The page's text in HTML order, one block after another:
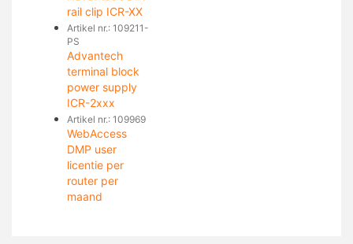
rail clip ICR-XX
Artikel nr.: 109211-
PS
Advantech
terminal block
power supply
ICR-2xxx
Artikel nr.: 109969
WebAccess
DMP user
licentie per
router per
maand